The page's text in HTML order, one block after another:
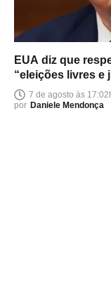
EUA diz que
“eleições livres e
7 de agosto às
por Daniele Mendonça